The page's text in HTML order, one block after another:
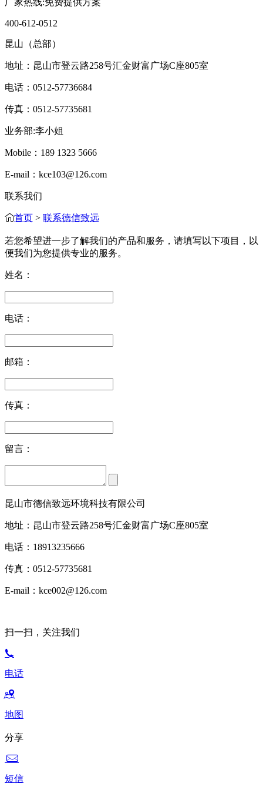
厂家热线:免费提供方案
400-612-0512
昆山（总部）
地址：昆山市登云路258号汇金财富广场C座805室
电话：0512-57736684
传真：0512-57735681
业务部:李小姐
Mobile：189 1323 5666
E-mail：kce103@126.com
联系我们
首页 > 联系德信致远
若您希望进一步了解我们的产品和服务，请填写以下项目，以
便我们为您提供专业的服务。
姓名：
电话：
邮箱：
传真：
留言：
昆山市德信致远环境科技有限公司
地址：昆山市登云路258号汇金财富广场C座805室
电话：18913235666
传真：0512-57735681
E-mail：kce002@126.com
扫一扫，关注我们
电话
地图
分享
短信